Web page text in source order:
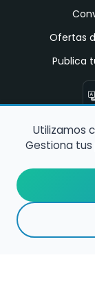
Ofertas
Publica
Utilizamos
Gestiona